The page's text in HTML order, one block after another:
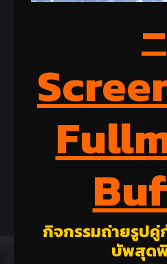
–
กิจกรรมถ่ายรูปคู่
บัพสุด